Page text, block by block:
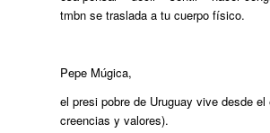
tmbn se traslada a tu cuerpo físico.
Pepe Múgica,
el presi pobre de Uruguay vive desde
creencias y valores).